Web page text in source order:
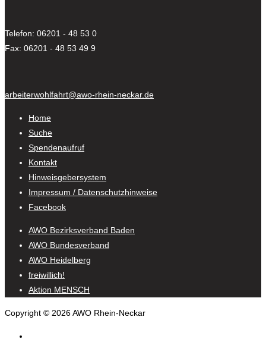
Telefon: 06201 - 48 53 0
Fax: 06201 - 48 53 49 9
arbeiterwohlfahrt@awo-rhein-neckar.de
Home
Suche
Spendenaufruf
Kontakt
Hinweisgebersystem
Impressum / Datenschutzhinweise
Facebook
AWO Bezirksverband Baden
AWO Bundesverband
AWO Heidelberg
freiwillich!
Aktion MENSCH
Copyright © 2026 AWO Rhein-Neckar